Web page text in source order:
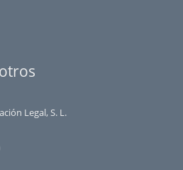
Legal, S. L.